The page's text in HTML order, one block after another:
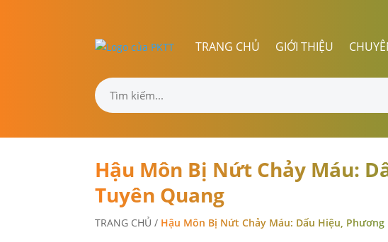
TRANG CHỦ GIỚI THIỆU
Hậu Môn Bị Nứt Chảy Máu:
Tuyên Quang
TRANG CHỦ / Hậu Môn Bị Nứt Chảy Máu: Dấu Hiệu,